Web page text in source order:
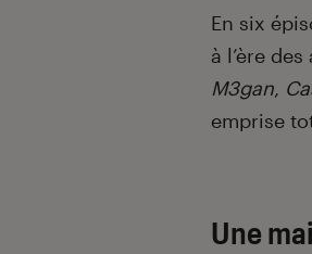
En six
à l’ère
M3gan,
emprise
Une